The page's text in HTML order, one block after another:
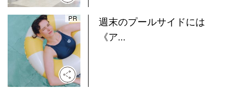
週末のプールサイドには
《ア...